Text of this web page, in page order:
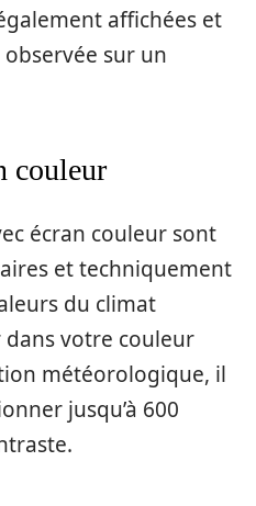
affichées et
sur un
couleur
écran couleur sont
et techniquement
du climat
votre couleur
météorologique, il
jusqu’à 600